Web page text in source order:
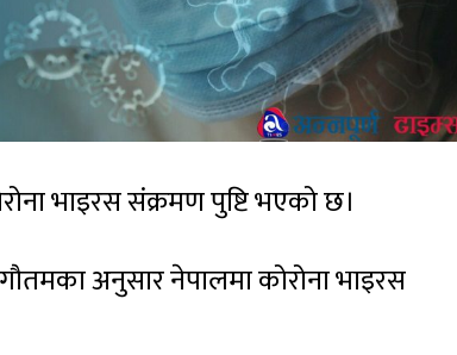
भाइरस संक्रमण पुष्टि भएको छ।
गौतमका अनुसार नेपालमा कोरोना भाइरस